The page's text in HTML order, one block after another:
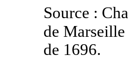
Source :
de
de 1696.